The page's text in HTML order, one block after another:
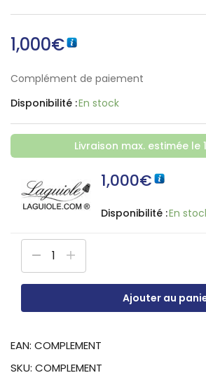
Français)
1,000€
Complément de paiement
Disponibilité :En stock
Livraison max. estimée le
1,000€
Disponibilité :En
Ajouter au
EAN: COMPLEMENT
SKU: COMPLEMENT